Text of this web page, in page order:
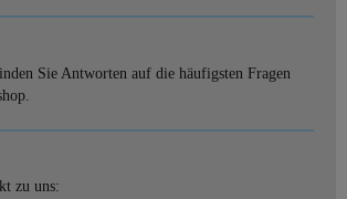
Sie Antworten auf die häufigsten Fragen
zu uns: